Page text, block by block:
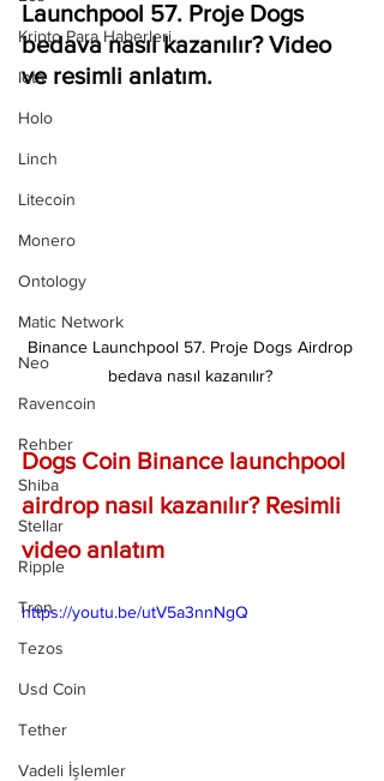
Kripto Para Haberleri
Iota
Holo
Linch
Litecoin
Monero
Ontology
Matic Network
Neo
Ravencoin
Rehber
Shiba
Stellar
Ripple
Tron
Tezos
Usd Coin
Tether
Vadeli İşlemler
Launchpool 57. Proje Dogs
bedava nasıl kazanılır? Video
ve resimli anlatım.
Binance Launchpool 57. Proje Dogs Airdrop
bedava nasıl kazanılır?
Dogs Coin Binance launchpool
airdrop nasıl kazanılır? Resimli
video anlatım
https://youtu.be/utV5a3nnNgQ